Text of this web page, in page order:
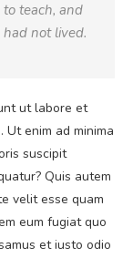
teach, and
not lived.
ut labore et
enim ad minima
suscipit
Quis autem
velit esse quam
eum fugiat quo
et iusto odio